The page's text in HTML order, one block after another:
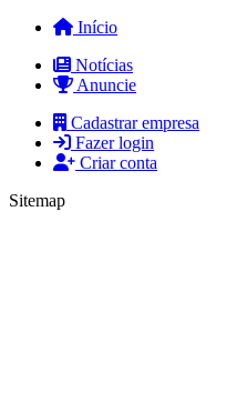
Início
Notícias
Anuncie
Cadastrar empresa
Fazer login
Criar conta
Sitemap